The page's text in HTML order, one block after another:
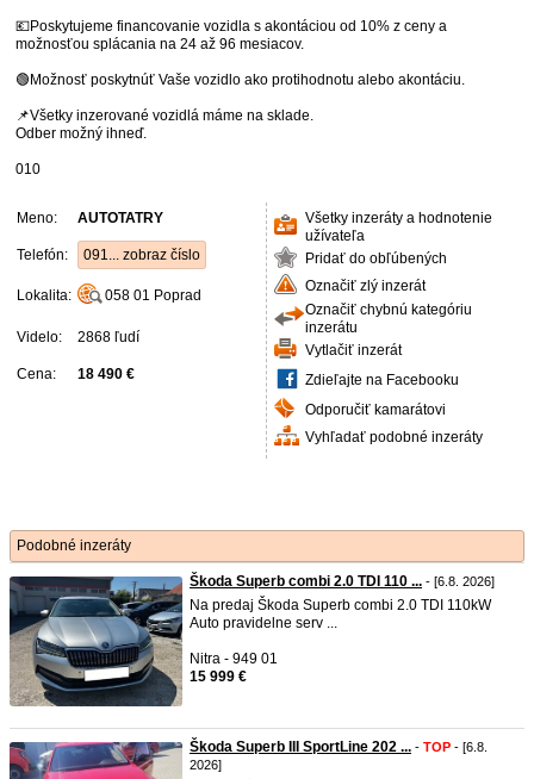
💶Poskytujeme financovanie vozidla s akontáciou od 10% z ceny a
možnosťou splácania na 24 až 96 mesiacov.
🟢Možnosť poskytnúť Vaše vozidlo ako protihodnotu alebo akontáciu.
📌Všetky inzerované vozidlá máme na sklade.
Odber možný ihneď.
010
Meno: AUTOTATRY
Telefón: 091... zobraz číslo
Lokalita: 058 01 Poprad
Videlo: 2868 ľudí
Cena: 18 490 €
Všetky inzeráty a hodnotenie
užívateľa
Pridať do obľúbených
Označiť zlý inzerát
Označiť chybnú kategóriu
inzerátu
Vytlačiť inzerát
Zdieľajte na Facebooku
Odporučiť kamarátovi
Vyhľadať podobné inzeráty
Podobné inzeráty
Škoda Superb combi 2.0 TDI 110 ... - [6.8. 2026]
Na predaj Škoda Superb combi 2.0 TDI 110kW
Auto pravidelne serv ...
Nitra - 949 01
15 999 €
Škoda Superb III SportLine 202 ... - TOP - [6.8.
2026]